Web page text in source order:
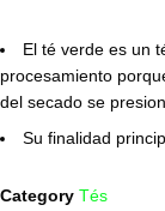
El té verde es un
procesamiento
del secado se
Su finalidad
Category Tés